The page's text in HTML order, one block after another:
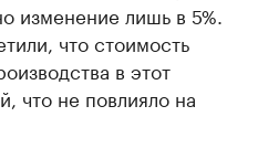
изменение лишь в 5%.
что стоимость
в этот
что не повлияло на